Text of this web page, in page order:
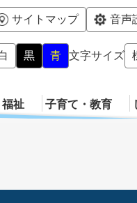
メニューを飛ばし
サイトマップ 音声
黒 青 文字サイズ
祉 子育て・教育